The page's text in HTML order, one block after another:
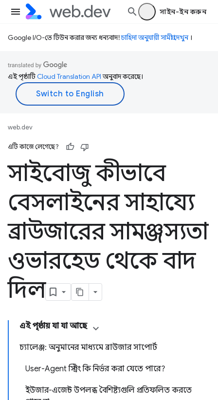
সাইন-ইন করুন
Google I/O-তে টিউন করার জন্য ধন্যবাদ!চাহিদা অনুযায়ী সামগ্রী দেখুন।
এই পৃষ্ঠাটিCloud Translation APIঅনুবাদ করেছে।
web.dev
এটি কাজে লেগেছে?
সাইবোজু কীভাবে
বেসলাইনের সাহায্যে
ব্রাউজারের সামঞ্জস্যতা
ওভারহেড থেকে বাদ
দিল
এই পৃষ্ঠায় যা যা আছে
চ্যালেঞ্জ: অনুমানের মাধ্যমে ব্রাউজার সাপোর্ট
User-Agent স্ট্রিং কি নির্ভর করা যেতে পারে?
ইউজার-এজেন্ট উপলব্ধ বৈশিষ্ট্যগুলি প্রতিফলিত করতে